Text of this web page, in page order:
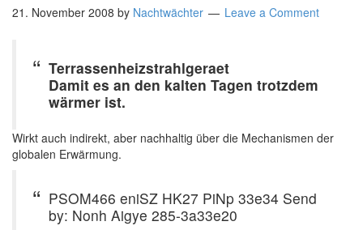
21. November 2008 by Nachtwächter Leave a Comment
Terrassenheizstrahlgeraet
Damit es an den kalten Tagen trotzdem
wärmer ist.
Wirkt auch indirekt, aber nachhaltig über die Mechanismen der
globalen Erwärmung.
PSOM466 eniSZ HK27 PiNp 33e34 Send
by: Nonh Aigye 285-3a33e20